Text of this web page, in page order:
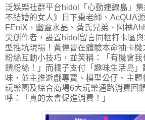
泛娛樂社群平台hidol「心動連線島」
不結婚的女人》日下棗老師、AcQUA
FEniX、幽靈水晶、黃氏兄弟、阿橘
尖創作者，設置hidol留言同框打卡區
型推坑現場！黃偉晉在體驗本命抽卡
粉絲互動小技巧，並笑稱：「有機會我
饋粉絲！」而橘子支付「趣味生活島
味，並主推遊戲專賣、模型公仔、主
玩樂園及綜合商場6大玩樂通路消費回
呼：「真的太會促進消費！」